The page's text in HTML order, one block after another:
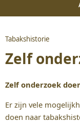
Tabakshistorie
Zelf
Zelf onderzoek
Er zijn vele
doen naar